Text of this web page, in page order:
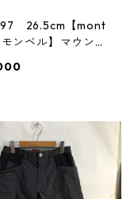
26.5cm【mont
ンベル】マウンテ